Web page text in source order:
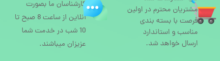
مشتریان محترم در اولین
فرصت با بسته بندی
مناسب و استاندارد
ارسال خواهد شد.
کارشناسان ما بصورت
آنلاین از ساعت 8 صبح تا
10 شب در خدمت شما
عزیزان میباشند.